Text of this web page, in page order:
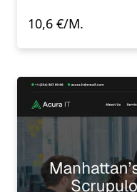
10,6 €/M.